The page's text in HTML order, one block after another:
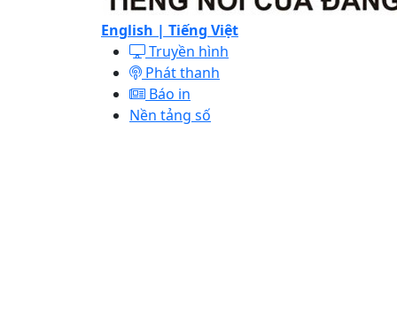
English | Tiếng Việt
Truyền hình
Phát thanh
Báo in
Nền tảng số